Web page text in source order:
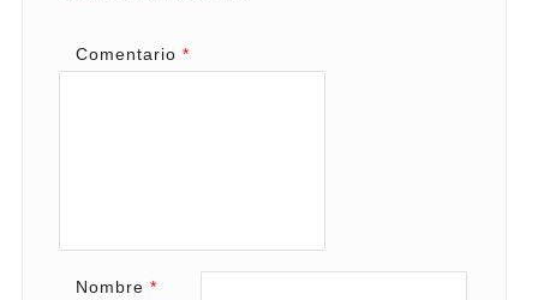
Comentario *
Nombre *